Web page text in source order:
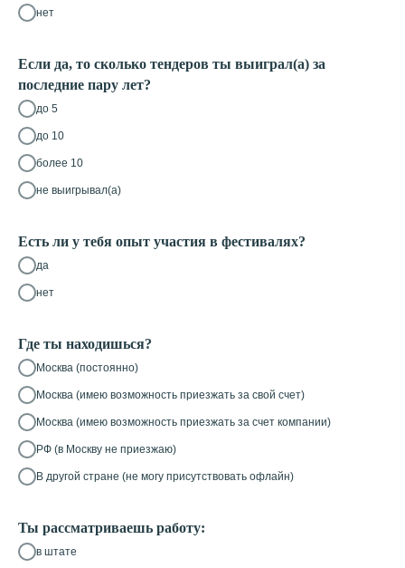
нет
Если да, то сколько тендеров ты выиграл(а) за
последние пару лет?
до 5
до 10
более 10
не выигрывал(а)
Есть ли у тебя опыт участия в фестивалях?
да
нет
Где ты находишься?
Москва (постоянно)
Москва (имею возможность приезжать за свой счет)
Москва (имею возможность приезжать за счет компании)
РФ (в Москву не приезжаю)
В другой стране (не могу присутствовать офлайн)
Ты рассматриваешь работу:
в штате